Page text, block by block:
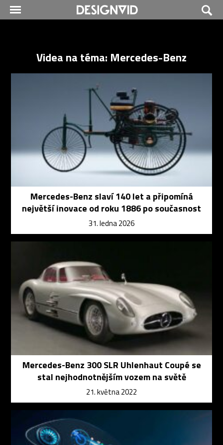
Videa na téma: Mercedes-Benz
Mercedes-Benz slaví 140 let a připomíná
největší inovace od roku 1886 po současnost
31. ledna 2026
Mercedes-Benz 300 SLR Uhlenhaut Coupé se
stal nejhodnotnějším vozem na světě
21. května 2022